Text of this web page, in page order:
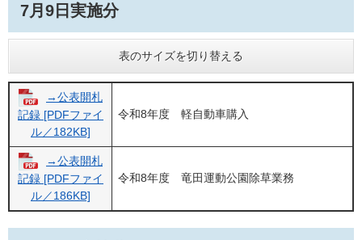
7月9日実施分
表のサイズを切り替える
→公表開札
記録 [PDFファイ
ル／182KB]
令和8年度 軽自動車購入
→公表開札
記録 [PDFファイ
ル／186KB]
令和8年度 竜田運動公園除草業務